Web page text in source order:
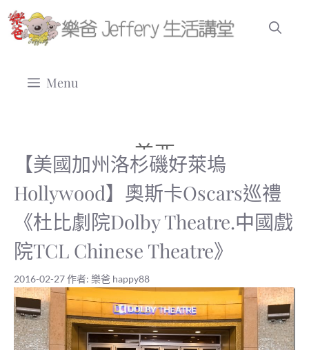
跳
至
Menu
美西
【美國加州洛杉磯好萊塢
Hollywood】奧斯卡Oscars巡禮
《杜比劇院Dolby Theatre.中國戲
院TCL Chinese Theatre》
2016-02-27作者: 樂爸 happy88